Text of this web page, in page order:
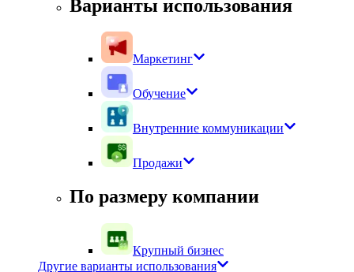
Варианты использования
Маркетинг
Обучение
Внутренние коммуникации
Продажи
По размеру компании
Крупный бизнес
Другие варианты использования